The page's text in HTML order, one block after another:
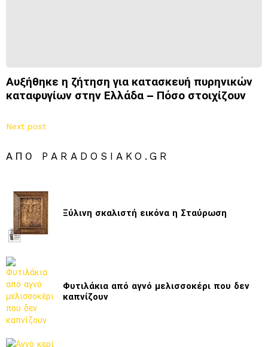
Αυξήθηκε η ζήτηση για κατασκευή πυρηνικών
καταφυγίων στην Ελλάδα – Πόσο στοιχίζουν
Next post
ΑΠΌ PARADOSIAKO.GR
Ξύλινη σκαλιστή εικόνα η Σταύρωση
Φυτιλάκια από αγνό μελισσοκέρι που δεν
καπνίζουν